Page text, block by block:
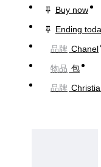
Buy now
Ending
品牌 Chanel
物品 包
品牌